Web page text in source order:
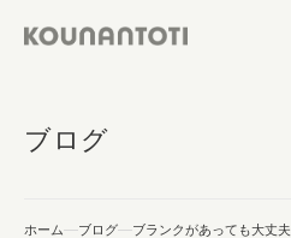
ブログ
ホーム ブログ ブランクがあっても大丈